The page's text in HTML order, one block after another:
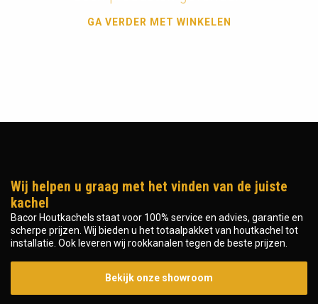
GA VERDER MET WINKELEN
Wij helpen u graag met het vinden van de juiste
kachel
Bacor Houtkachels staat voor 100% service en advies, garantie en
scherpe prijzen. Wij bieden u het totaalpakket van houtkachel tot
installatie. Ook leveren wij rookkanalen tegen de beste prijzen.
Bekijk onze showroom